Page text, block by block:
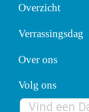
Overzicht
Verrassingsdag
Over ons
Volg ons